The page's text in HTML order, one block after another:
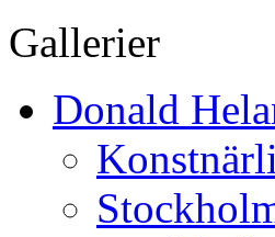
Gallerier
Donald